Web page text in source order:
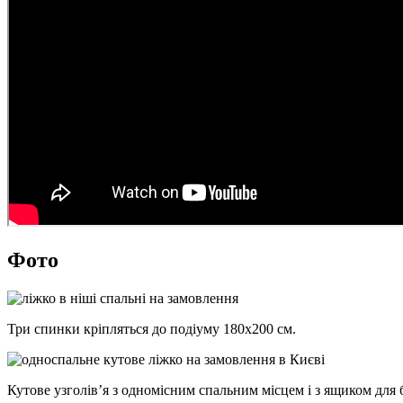
Фото
Три спинки кріпляться до подіуму 180х200 см.
Кутове узголів’я з одномісним спальним місцем і з ящиком для